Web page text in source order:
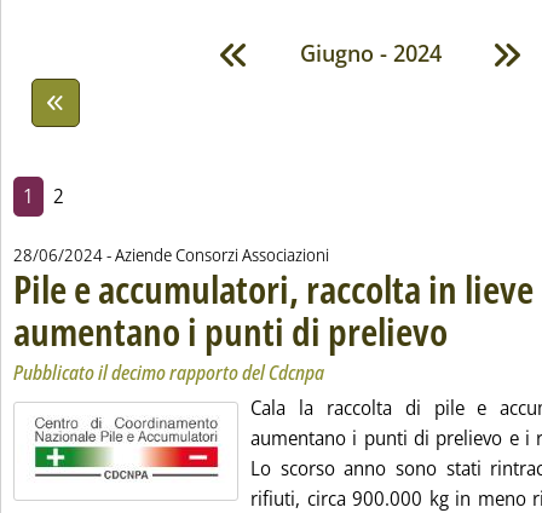
Giugno - 2024
1 2
28/06/2024- Aziende Consorzi Associazioni
Pile e accumulatori, raccolta in lieve
aumentano i punti di prelievo
Pubblicato il decimo rapporto del Cdcnpa
Cala la raccolta di pile e
aumentano i punti di prelievo e i
Lo scorso anno sono stati
rifiuti, circa 900.000 kg in meno